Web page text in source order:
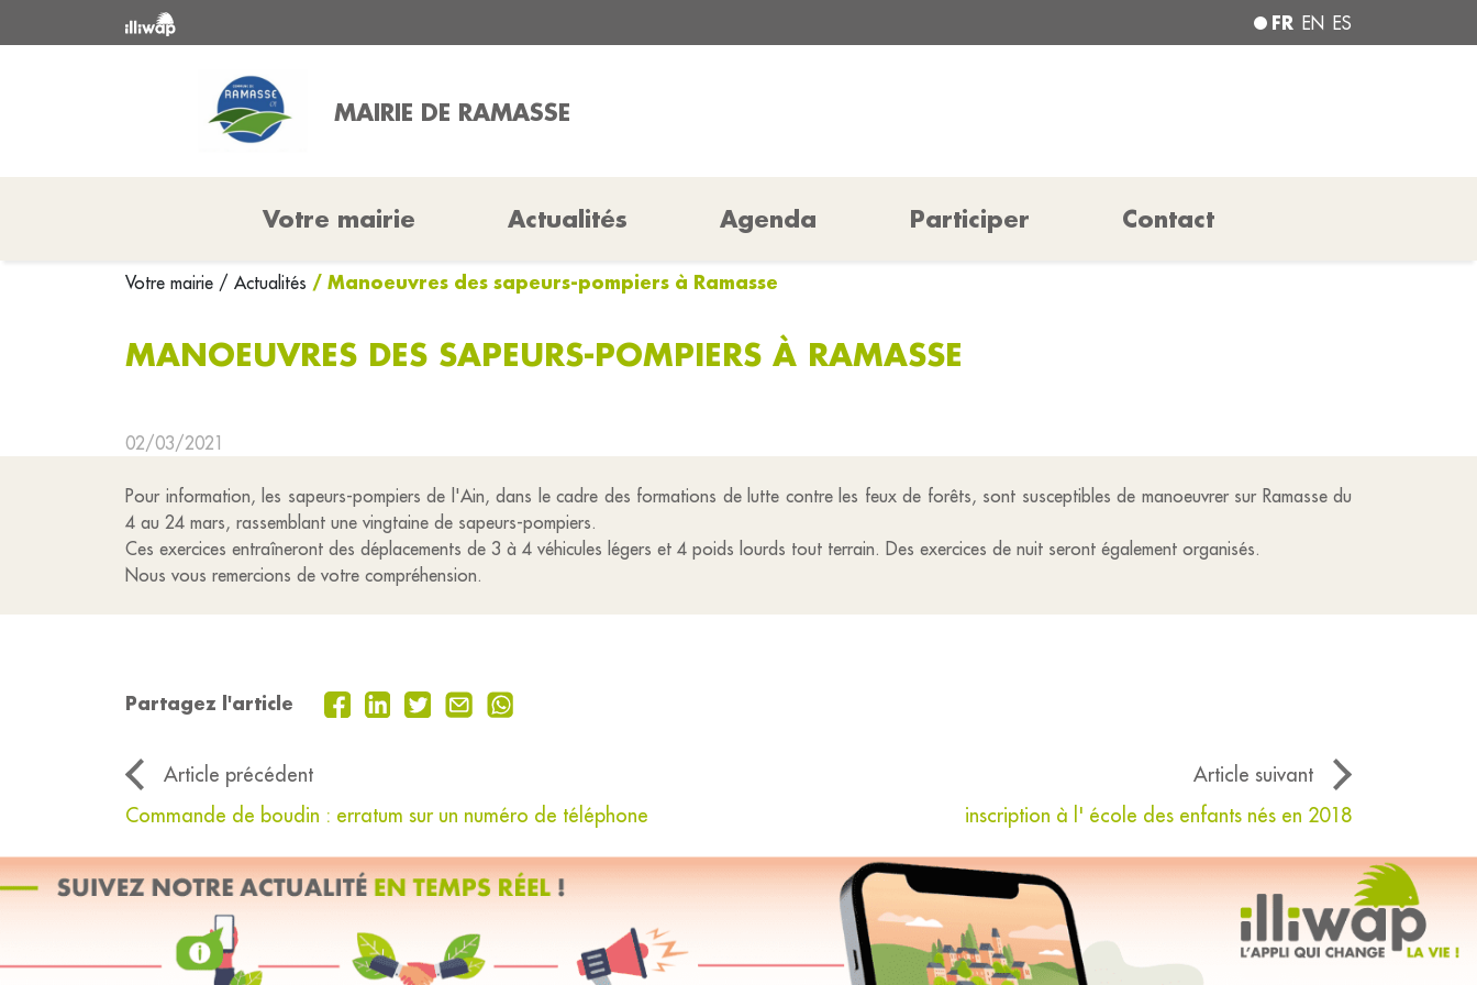
FR EN ES
MAIRIE DE RAMASSE
Votre mairie Actualités Agenda Participer Contact
Votre mairie / Actualités / Manoeuvres des sapeurs-pompiers à Ramasse
MANOEUVRES DES SAPEURS-POMPIERS À RAMASSE
02/03/2021
Pour information, les sapeurs-pompiers de l'Ain, dans le cadre des formations de lutte contre les feux de forêts, sont susceptibles de manoeuvrer sur Ramasse du
4 au 24 mars, rassemblant une vingtaine de sapeurs-pompiers.
Ces exercices entraîneront des déplacements de 3 à 4 véhicules légers et 4 poids lourds tout terrain. Des exercices de nuit seront également organisés.
Nous vous remercions de votre compréhension.
Partagez l'article
Article précédent
Article suivant
Commande de boudin : erratum sur un numéro de téléphone
inscription à l' école des enfants nés en 2018